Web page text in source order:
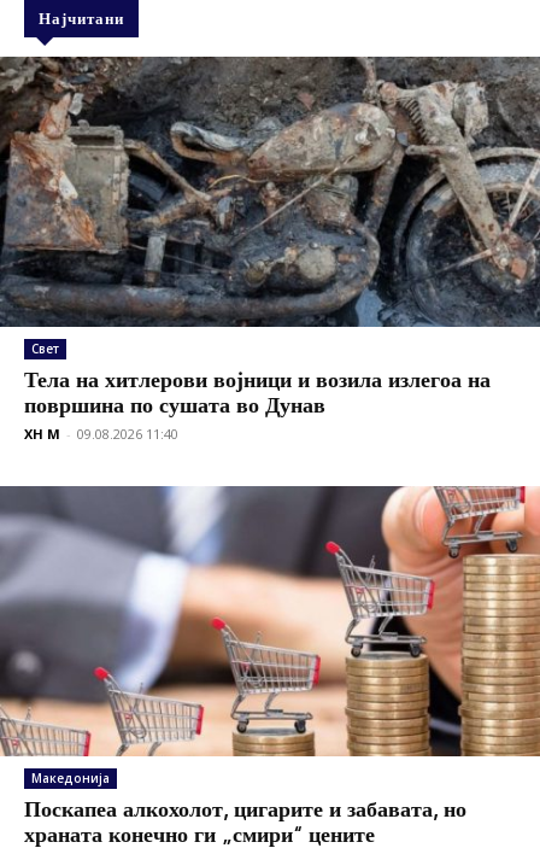
Најчитани
Свет
Тела на хитлерови војници и возила излегоа на
површина по сушата во Дунав
XH M - 09.08.2026 11:40
Македонија
Поскапеа алкохолот, цигарите и забавата, но
храната конечно ги „смири“ цените